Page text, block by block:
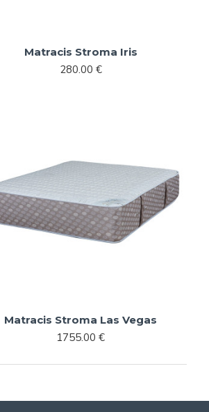
Matracis Stroma Iris
280.00 €
Matracis Stroma Las Vegas
1755.00 €